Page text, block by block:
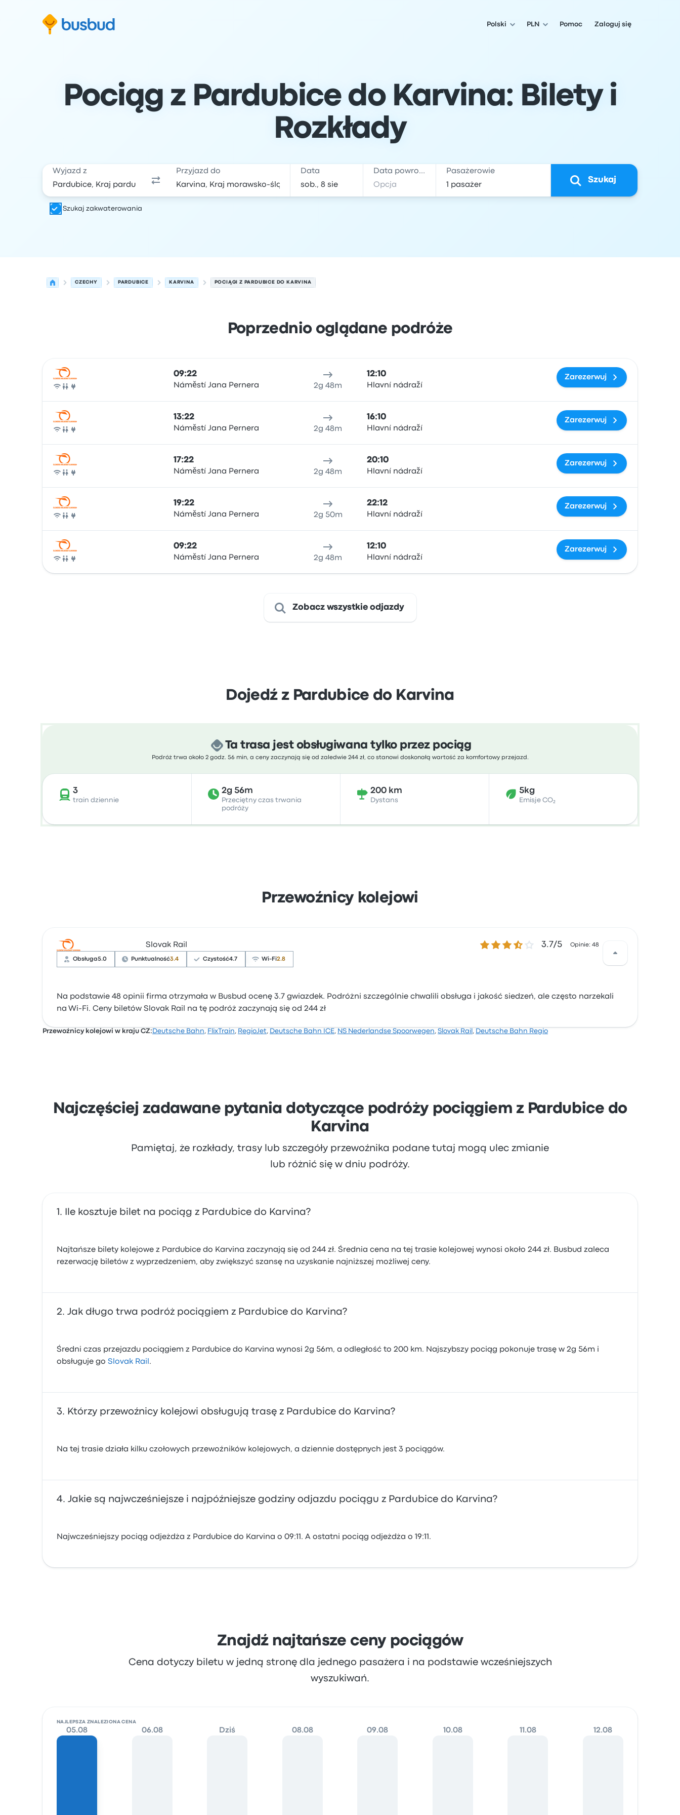
do formularza wyszukiwania
Przejdź do treści
Przejdź do stopki
Polski PLN Pomoc Zaloguj się
Pociąg z Pardubice do Karvina: Bilety i
Rozkłady
Wyjazd z Przyjazd do Data Data powrotu Pasażerowie
Szukaj
Szukaj zakwaterowania
CZECHY PARDUBICE KARVINA POCIĄGI Z PARDUBICE DO KARVINA
Poprzednio oglądane podróże
Pociąg
09:22
Náměstí Jana Pernera 2g 48m
12:10
Hlavní nádraží
Zarezerwuj
Pociąg
13:22
Náměstí Jana Pernera 2g 48m
16:10
Hlavní nádraží
Zarezerwuj
Pociąg
17:22
Náměstí Jana Pernera 2g 48m
20:10
Hlavní nádraží
Zarezerwuj
Pociąg
19:22
Náměstí Jana Pernera 2g 50m
22:12
Hlavní nádraží
Zarezerwuj
Pociąg
09:22
Náměstí Jana Pernera 2g 48m
12:10
Hlavní nádraží
Zarezerwuj
Zobacz wszystkie odjazdy
Dojedź z Pardubice do Karvina
Ta trasa jest obsługiwana tylko przez pociąg
Podróż trwa około 2 godz. 56 min, a ceny zaczynają się od zaledwie 244 zł, co stanowi doskonałą wartość za komfortowy przejazd.
3
train dziennie
2g 56m
Przeciętny czas trwania
podróży
200 km
Dystans
5kg
Emisje CO₂
Przewoźnicy kolejowi
Slovak Rail 3.7 gwiazdek w skali do 5
3.7/5 Opinie: 48
Obsługa5.0 Punktualność3.4 Czystość4.7 Wi-Fi2.8
Na podstawie 48 opinii firma otrzymała w Busbud ocenę 3.7 gwiazdek. Podróżni szczególnie chwalili obsługa i jakość siedzeń, ale często narzekali
na Wi-Fi. Ceny biletów Slovak Rail na tę podróż zaczynają się od 244 zł
Przewoźnicy kolejowi w kraju CZ: Deutsche Bahn, FlixTrain, RegioJet, Deutsche Bahn ICE, NS Nederlandse Spoorwegen, Slovak Rail , Deutsche Bahn Regio
Najczęściej zadawane pytania dotyczące podróży pociągiem z Pardubice do
Karvina
Pamiętaj, że rozkłady, trasy lub szczegóły przewoźnika podane tutaj mogą ulec zmianie
lub różnić się w dniu podróży.
Ile kosztuje bilet na pociąg z Pardubice do Karvina?
Najtańsze bilety kolejowe z Pardubice do Karvina zaczynają się od 244 zł. Średnia cena na tej trasie kolejowej wynosi około 244 zł. Busbud zaleca
rezerwację biletów z wyprzedzeniem, aby zwiększyć szansę na uzyskanie najniższej możliwej ceny.
Jak długo trwa podróż pociągiem z Pardubice do Karvina?
Średni czas przejazdu pociągiem z Pardubice do Karvina wynosi 2g 56m, a odległość to 200 km. Najszybszy pociąg pokonuje trasę w 2g 56m i
obsługuje go Slovak Rail .
Którzy przewoźnicy kolejowi obsługują trasę z Pardubice do Karvina?
Na tej trasie działa kilku czołowych przewoźników kolejowych, a dziennie dostępnych jest 3 pociągów.
Jakie są najwcześniejsze i najpóźniejsze godziny odjazdu pociągu z Pardubice do Karvina?
Najwcześniejszy pociąg odjeżdża z Pardubice do Karvina o 09:11. A ostatni pociąg odjeżdża o 19:11.
Znajdź najtańsze ceny pociągów
Cena dotyczy biletu w jedną stronę dla jednego pasażera i na podstawie wcześniejszych
wyszukiwań.
NAJLEPSZA ZNALEZIONA CENA
05.08 06.08 Dziś 08.08 09.08 10.08 11.08 12.08